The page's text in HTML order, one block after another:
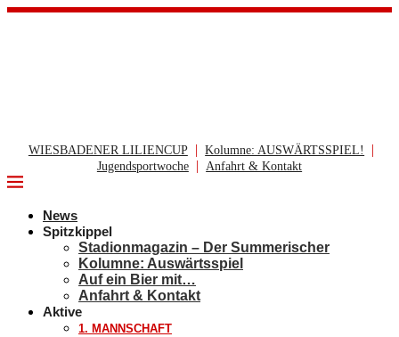
WIESBADENER LILIENCUP | Kolumne: AUSWÄRTSSPIEL! |
Jugendsportwoche | Anfahrt & Kontakt
News
Spitzkippel
Stadionmagazin – Der Summerischer
Kolumne: Auswärtsspiel
Auf ein Bier mit…
Anfahrt & Kontakt
Aktive
1. MANNSCHAFT